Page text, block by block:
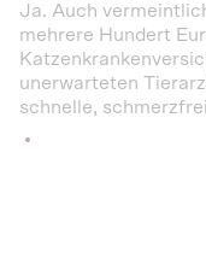
Ja. Auch
mehrere Hundert
unerwarteten
schnelle,